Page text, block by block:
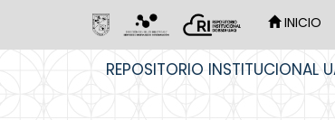
INICIO
REPOSITORIO INSTITUCIONAL